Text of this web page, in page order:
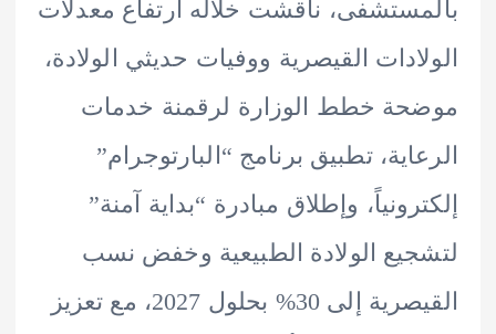
ناقشت خلاله ارتفاع معدلات
القيصرية ووفيات حديثي الولادة،
خطط الوزارة لرقمنة خدمات
تطبيق برنامج “البارتوجرام”
وإطلاق مبادرة “بداية آمنة”
الولادة الطبيعية وخفض نسب
القيصرية إلى 30% بحلول 2027، مع تعزيز